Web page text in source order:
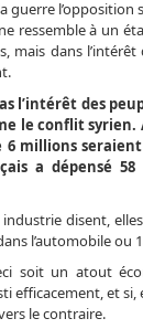
ressemble à un
mais dans
l’intérêt des
le conflit syrien.
millions
a dépensé
disent,
l’automobile ou
soit un atout
efficacement, et
le contraire.